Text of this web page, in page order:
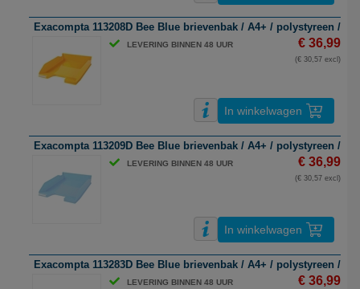
Exacompta 113208D Bee Blue brievenbak / A4+ / polystyreen /
LEVERING BINNEN 48 UUR € 36,99
(€ 30,57 excl)
In winkelwagen
Exacompta 113209D Bee Blue brievenbak / A4+ / polystyreen /
LEVERING BINNEN 48 UUR € 36,99
(€ 30,57 excl)
In winkelwagen
Exacompta 113283D Bee Blue brievenbak / A4+ / polystyreen /
LEVERING BINNEN 48 UUR € 36,99